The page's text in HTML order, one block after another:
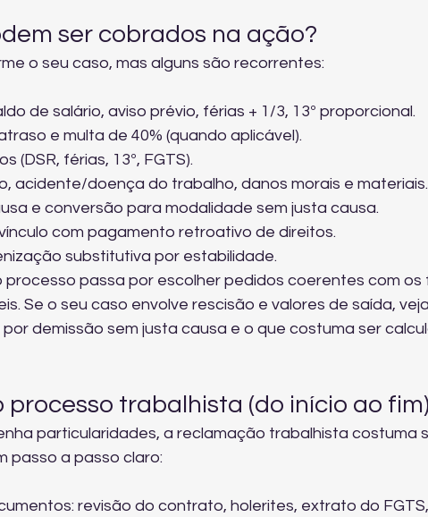
ser cobrados na ação?
o seu caso, mas alguns são recorrentes:
de salário, aviso prévio, férias + 1/3, 13º proporcional.
e multa de 40% (quando aplicável).
(DSR, férias, 13º, FGTS).
acidente/doença do trabalho, danos morais e materiais.
e conversão para modalidade sem justa causa.
com pagamento retroativo de direitos.
substitutiva por estabilidade.
processo passa por escolher pedidos coerentes com
Se o seu caso envolve rescisão e valores de saída,
demissão sem justa causa e o que costuma ser
processo trabalhista (do início ao
particularidades, a reclamação trabalhista costuma
passo a passo claro:
revisão do contrato, holerites, extrato do